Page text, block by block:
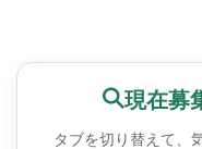
現在募
タブを切り替えて、